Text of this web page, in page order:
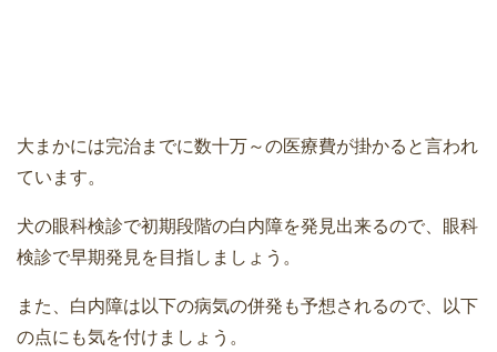
大まかには完治までに数十万～の医療費が掛かると言われ
ています。
犬の眼科検診で初期段階の白内障を発見出来るので、眼科
検診で早期発見を目指しましょう。
また、白内障は以下の病気の併発も予想されるので、以下
の点にも気を付けましょう。